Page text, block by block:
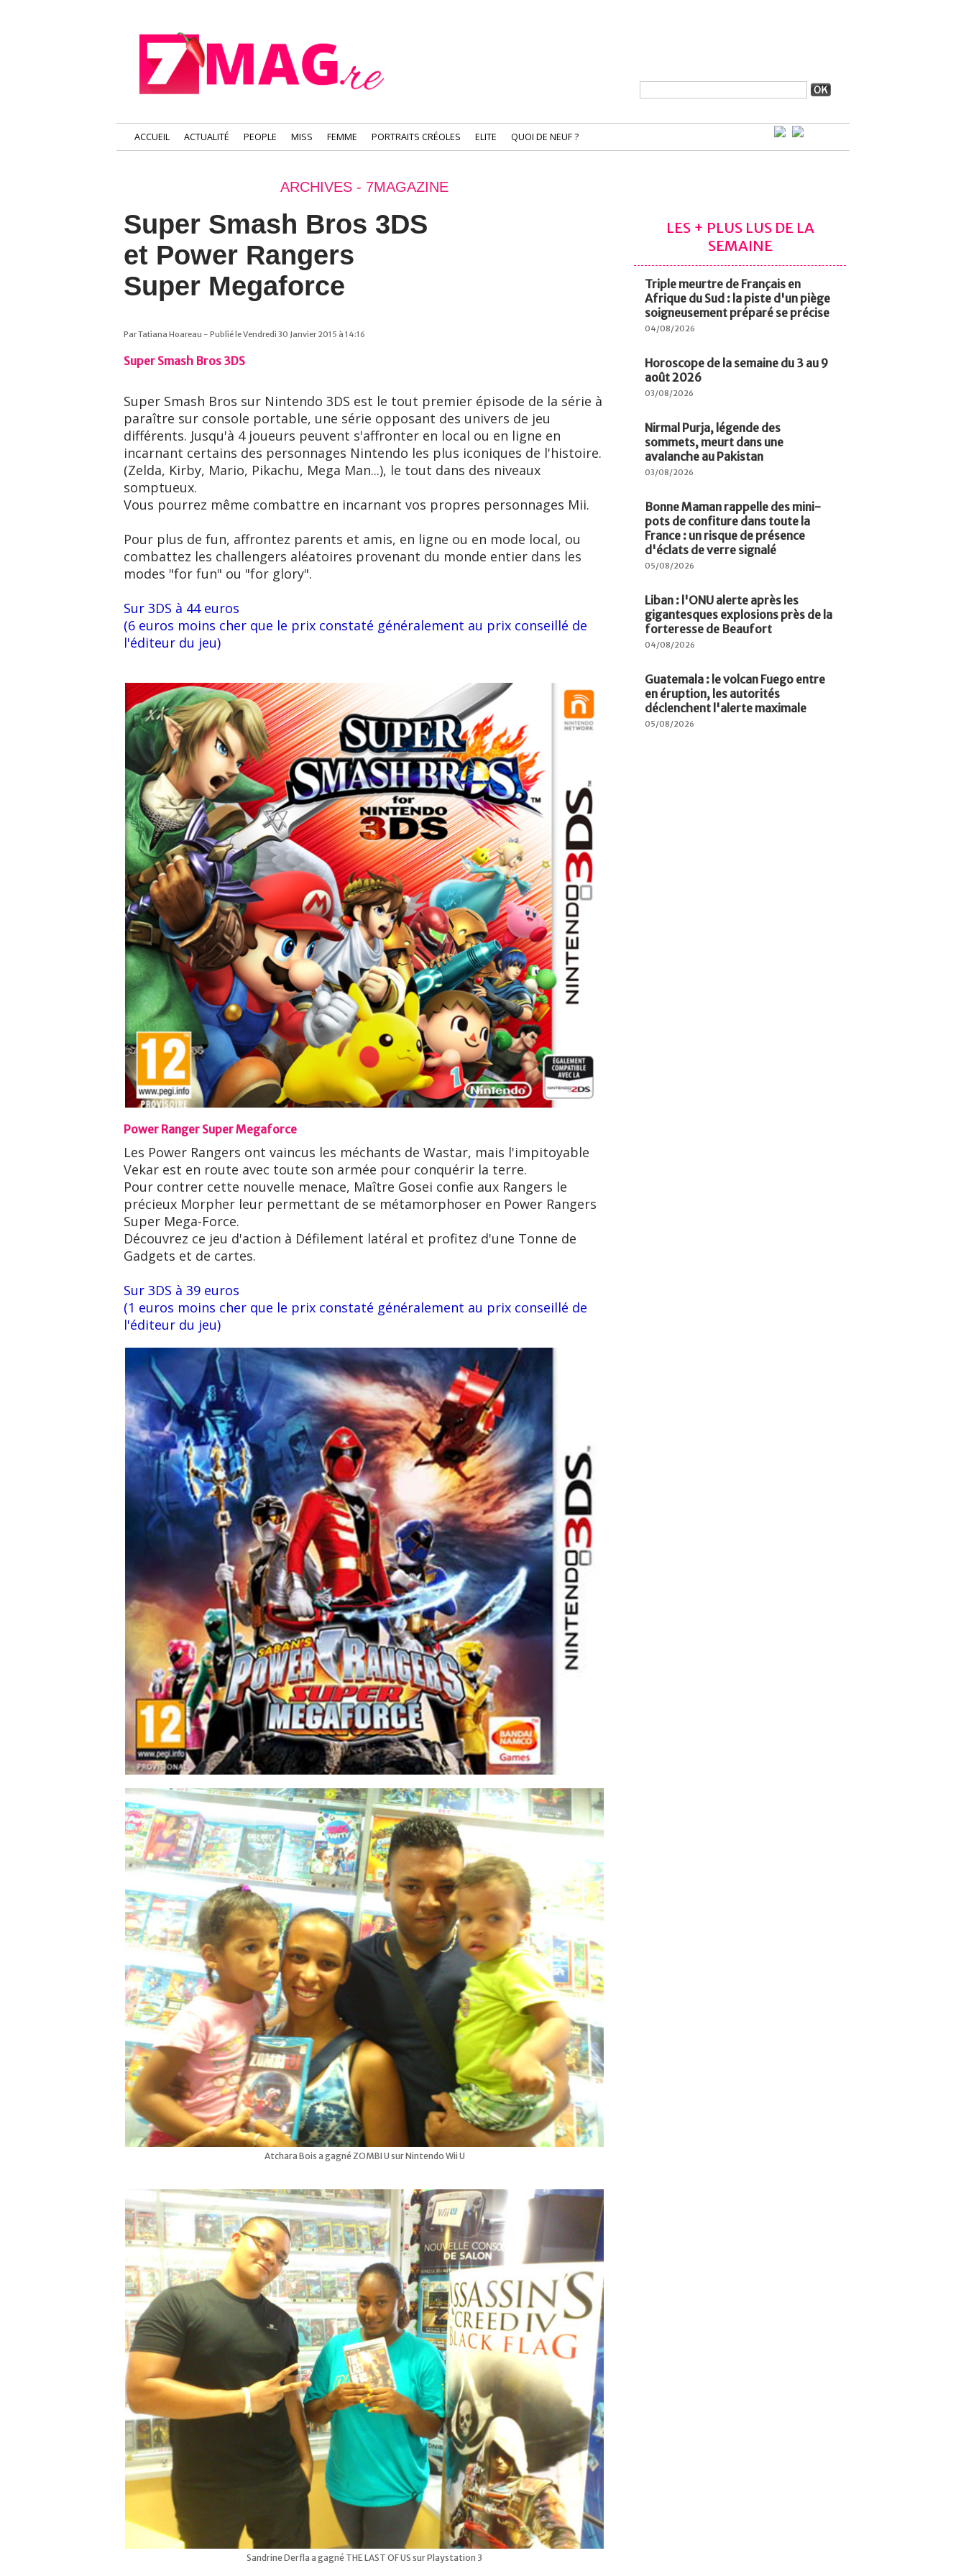
ACCUEIL ACTUALITÉ PEOPLE MISS FEMME PORTRAITS CRÉOLES ELITE QUOI DE NEUF ?
ARCHIVES - 7MAGAZINE
Super Smash Bros 3DS
et Power Rangers
Super Megaforce
Par Tatiana Hoareau - Publié le Vendredi 30 Janvier 2015 à 14:16
Super Smash Bros 3DS
Super Smash Bros sur Nintendo 3DS est le tout premier épisode de la série à
paraître sur console portable, une série opposant des univers de jeu
différents. Jusqu'à 4 joueurs peuvent s'affronter en local ou en ligne en
incarnant certains des personnages Nintendo les plus iconiques de l'histoire.
(Zelda, Kirby, Mario, Pikachu, Mega Man...), le tout dans des niveaux
somptueux.
Vous pourrez même combattre en incarnant vos propres personnages Mii.
Pour plus de fun, affrontez parents et amis, en ligne ou en mode local, ou
combattez les challengers aléatoires provenant du monde entier dans les
modes "for fun" ou "for glory".
Sur 3DS à 44 euros
(6 euros moins cher que le prix constaté généralement au prix conseillé de
l'éditeur du jeu)
Power Ranger Super Megaforce
Les Power Rangers ont vaincus les méchants de Wastar, mais l'impitoyable
Vekar est en route avec toute son armée pour conquérir la terre.
Pour contrer cette nouvelle menace, Maître Gosei confie aux Rangers le
précieux Morpher leur permettant de se métamorphoser en Power Rangers
Super Mega-Force.
Découvrez ce jeu d'action à Défilement latéral et profitez d'une Tonne de
Gadgets et de cartes.
Sur 3DS à 39 euros
(1 euros moins cher que le prix constaté généralement au prix conseillé de
l'éditeur du jeu)
Atchara Bois a gagné ZOMBI U sur Nintendo Wii U
Sandrine Derfla a gagné THE LAST OF US sur Playstation 3
LES + PLUS LUS DE LA
SEMAINE
Triple meurtre de Français en
Afrique du Sud : la piste d'un piège
soigneusement préparé se précise
04/08/2026
Horoscope de la semaine du 3 au 9
août 2026
03/08/2026
Nirmal Purja, légende des
sommets, meurt dans une
avalanche au Pakistan
03/08/2026
Bonne Maman rappelle des mini-
pots de confiture dans toute la
France : un risque de présence
d'éclats de verre signalé
05/08/2026
Liban : l'ONU alerte après les
gigantesques explosions près de la
forteresse de Beaufort
04/08/2026
Guatemala : le volcan Fuego entre
en éruption, les autorités
déclenchent l'alerte maximale
05/08/2026